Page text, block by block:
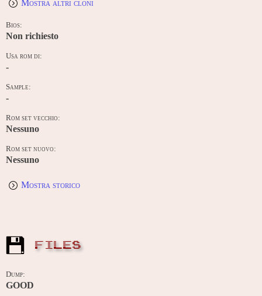
Mostra altri cloni
Bios:
Non richiesto
Usa rom di:
-
Sample:
-
Rom set vecchio:
Nessuno
Rom set nuovo:
Nessuno
Mostra storico
FILES
Dump:
GOOD